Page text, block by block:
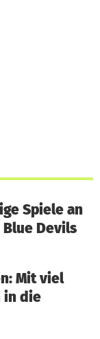
Spiele an
Devils
Mit viel
in die